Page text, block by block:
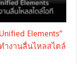
Elements”
ำงานลื่นไหลสไตล์